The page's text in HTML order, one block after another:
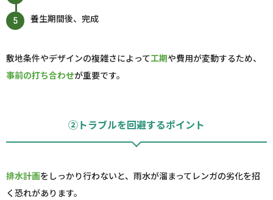
養生期間後、完成
敷地条件やデザインの複雑さによって工期や費用が変動するため、
事前の打ち合わせが重要です。
②トラブルを回避するポイント
排水計画をしっかり行わないと、雨水が溜まってレンガの劣化を招
く恐れがあります。